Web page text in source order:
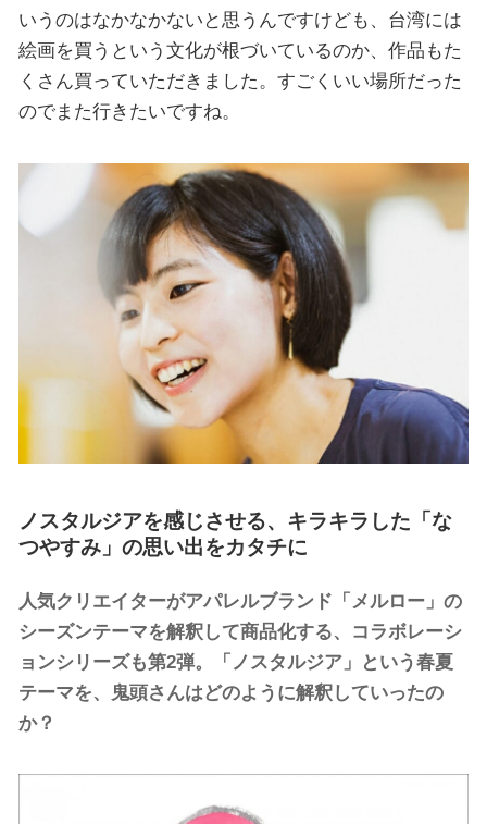
いうのはなかなかないと思うんですけども、台湾には
絵画を買うという文化が根づいているのか、作品もた
くさん買っていただきました。すごくいい場所だった
のでまた行きたいですね。
ノスタルジアを感じさせる、キラキラした「な
つやすみ」の思い出をカタチに
人気クリエイターがアパレルブランド「メルロー」の
シーズンテーマを解釈して商品化する、コラボレーシ
ョンシリーズも第2弾。「ノスタルジア」という春夏
テーマを、鬼頭さんはどのように解釈していったの
か？